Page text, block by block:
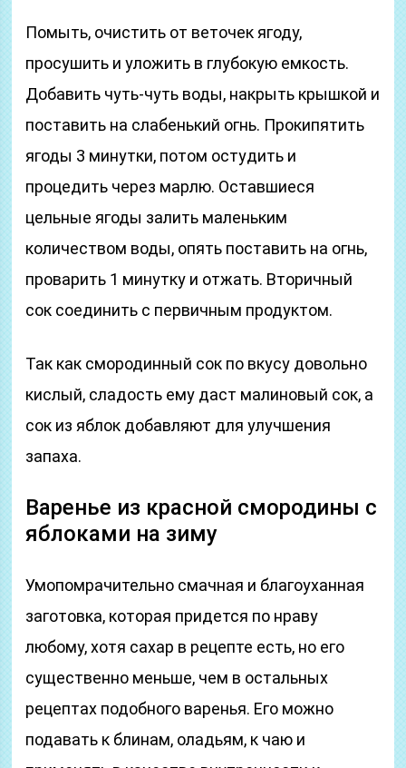
Помыть, очистить от веточек ягоду,
просушить и уложить в глубокую емкость.
Добавить чуть-чуть воды, накрыть крышкой и
поставить на слабенький огнь. Прокипятить
ягоды 3 минутки, потом остудить и
процедить через марлю. Оставшиеся
цельные ягоды залить маленьким
количеством воды, опять поставить на огнь,
проварить 1 минутку и отжать. Вторичный
сок соединить с первичным продуктом.
Так как смородинный сок по вкусу довольно
кислый, сладость ему даст малиновый сок, а
сок из яблок добавляют для улучшения
запаха.
Варенье из красной смородины с
яблоками на зиму
Умопомрачительно смачная и благоуханная
заготовка, которая придется по нраву
любому, хотя сахар в рецепте есть, но его
существенно меньше, чем в остальных
рецептах подобного варенья. Его можно
подавать к блинам, оладьям, к чаю и